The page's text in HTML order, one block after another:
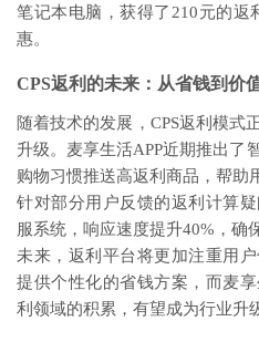
笔记本电脑，获得了210元的返
惠。
CPS返利的未来：从省钱到价
随着技术的发展，CPS返利模式
升级。麦享生活APP近期推出了
购物习惯推送高返利商品，帮助
针对部分用户反馈的返利计算
服系统，响应速度提升40%，确
未来，返利平台将更加注重用
提供个性化的省钱方案，而麦
利领域的积累，有望成为行业升